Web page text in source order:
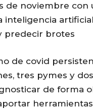
de noviembre con
inteligencia
predecir brotes
de covid
tres pymes y
de forma